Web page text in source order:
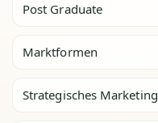
Post Graduate
Marktformen
Strategisches Marketing